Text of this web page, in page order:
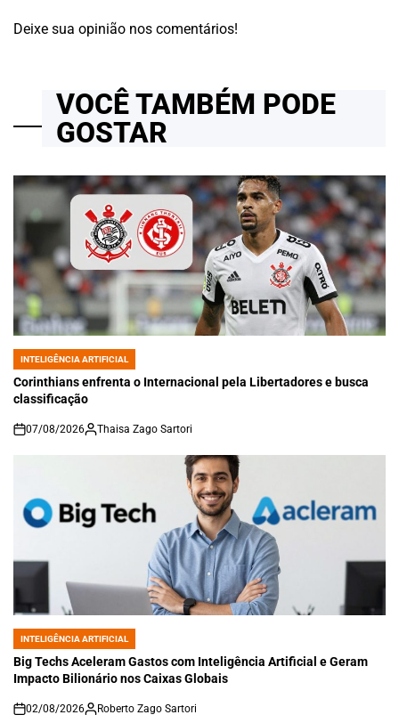
Deixe sua opinião nos comentários!
VOCÊ TAMBÉM PODE
GOSTAR
POSTED
IN
INTELIGÊNCIA ARTIFICIAL
Corinthians enfrenta o Internacional pela Libertadores e busca
classificação
on
07/08/2026 Thaisa Zago Sartori
POSTED
IN
INTELIGÊNCIA ARTIFICIAL
Big Techs Aceleram Gastos com Inteligência Artificial e Geram
Impacto Bilionário nos Caixas Globais
on
02/08/2026 Roberto Zago Sartori